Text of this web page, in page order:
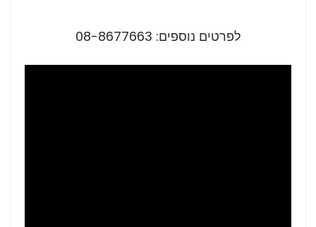
לפרטים נוספים: 08-8677663